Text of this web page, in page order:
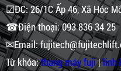
☑ĐC: 26/1C Ấp 46, Xã Hóc
☎Điện thoại: 093 836 34 25
✉Email:
Từ khóa:thang máy fuji|linh